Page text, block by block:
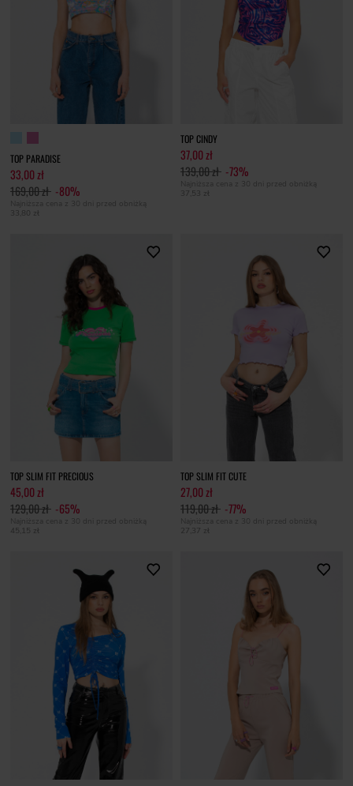
TOP PARADISE
33,00 zł
169,00 zł -80%
Najniższa cena z 30 dni przed obniżką
33,80 zł
TOP CINDY
37,00 zł
139,00 zł -73%
Najniższa cena z 30 dni przed obniżką
37,53 zł
TOP SLIM FIT PRECIOUS
45,00 zł
129,00 zł -65%
Najniższa cena z 30 dni przed obniżką
45,15 zł
TOP SLIM FIT CUTE
27,00 zł
119,00 zł -77%
Najniższa cena z 30 dni przed obniżką
27,37 zł